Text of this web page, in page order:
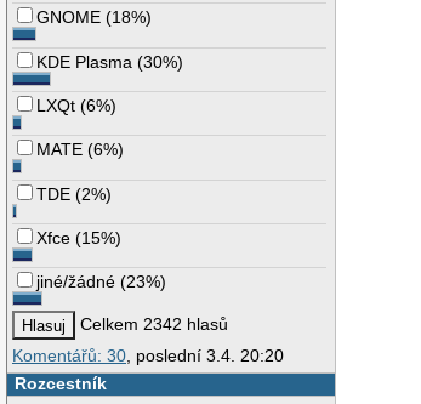
GNOME (18%)
KDE Plasma (30%)
LXQt (6%)
MATE (6%)
TDE (2%)
Xfce (15%)
jiné/žádné (23%)
Celkem 2342 hlasů
Komentářů: 30 , poslední 3.4. 20:20
Rozcestník